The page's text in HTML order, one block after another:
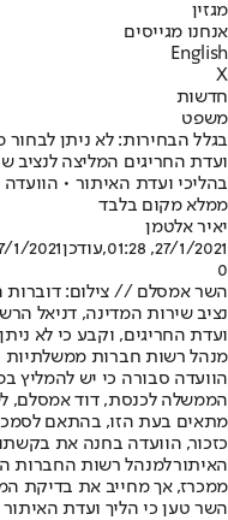
מגזין
אנחנו מגייסים
English
X
חדשות
משפט
בגלל הבחירות: לא ניתן
ועדת החריגים המליצה לנציב
בהליכי ועדת האיתור •
ממלא מקום בלבד
יאיר אלטמן
27/1/2021, 01:28
,עודכן2021, 12:53
0
השר אמסלם // צילום:
נציב שירות המדינה, דניאל
ועדת החריגים, וקבע כי לא
מנהל רשות חברות ממשלתיות
הוועדה סבורה כי יש להמליץ
הממשלה לכנסת, דוד אמסלם,
מתאים בעת הזו, בהתאם
כזכור, הוועדה בחנה את
האיתורלמנהל רשות החברות
ממכרז, אך מחייב את בדיקת
השר טען כי הליך ועדת